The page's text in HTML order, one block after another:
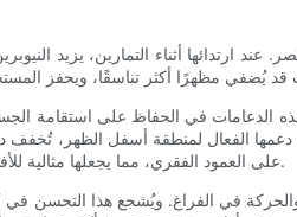
عند ارتدائها أثناء التمارين، يزيد
في الحفاظ على استقامة الجسم
الفعال لمنطقة أسفل الظهر،
على العمود الفقري، مما يجعلها مثالية للأفراد الذين يعانون من مشاكل سابقة في الظهر.
في الفراغ. ويُشجع هذا التحسن